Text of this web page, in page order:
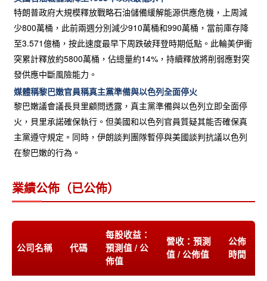
特朗普政府大規模釋放戰略石油儲備緩解能源供應危機，上周減
少800萬桶，此前兩週分別減少910萬桶和990萬桶，當前庫存降
至3.571億桶，按此速度最早下周跌破拜登時期低點。此輪美伊衝
突累計釋放約5800萬桶，佔總量約14%，持續釋放將削弱應對突
發供應中斷風險能力。
媒體稱黎巴嫩官員稱真主黨準備與以色列全面停火
黎巴嫩議會議長貝里顧問透露，真主黨準備與以色列立即全面停
火，貝里承諾確保執行。但美國和以色列官員質疑其能否確保真
主黨遵守規定。同時，伊朗談判團隊暫停與美國談判抗議以色列
在黎巴嫩的行為。
業績公佈（已公佈）
公司名稱 代碼
每股收益：
預測值 / 公
佈值
營收：預測
值 / 公佈值
公佈
時間